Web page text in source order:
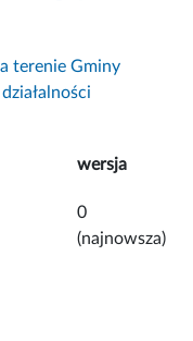
terenie Gminy
wersja
0
(najnowsza)